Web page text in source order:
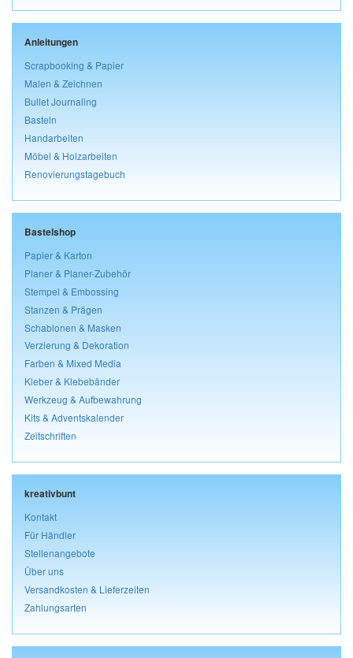
Anleitungen
Scrapbooking & Papier
Malen & Zeichnen
Bullet Journaling
Basteln
Handarbeiten
Möbel & Holzarbeiten
Renovierungstagebuch
Bastelshop
Papier & Karton
Planer & Planer-Zubehör
Stempel & Embossing
Stanzen & Prägen
Schablonen & Masken
Verzierung & Dekoration
Farben & Mixed Media
Kleber & Klebebänder
Werkzeug & Aufbewahrung
Kits & Adventskalender
Zeitschriften
kreativbunt
Kontakt
Für Händler
Stellenangebote
Über uns
Versandkosten & Lieferzeiten
Zahlungsarten